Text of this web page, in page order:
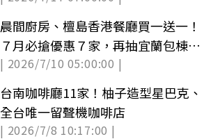
晨間廚房、檀島香港餐廳買一送一！
７月必搶優惠７家，再抽宜蘭包棟民
宿（中獎公布）
| 2026/7/10 05:00:00 |
台南咖啡廳11家！柚子造型星巴克、
全台唯一留聲機咖啡店
| 2026/7/8 10:17:00 |